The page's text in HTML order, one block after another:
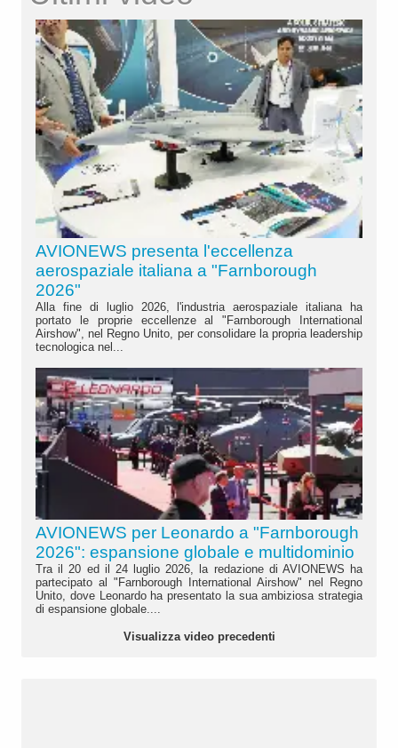
AVIONEWS presenta l'eccellenza
aerospaziale italiana a "Farnborough
2026"
Alla fine di luglio 2026, l'industria aerospaziale italiana ha
portato le proprie eccellenze al "Farnborough International
Airshow", nel Regno Unito, per consolidare la propria leadership
tecnologica nel...
AVIONEWS per Leonardo a "Farnborough
2026": espansione globale e multidominio
Tra il 20 ed il 24 luglio 2026, la redazione di AVIONEWS ha
partecipato al "Farnborough International Airshow" nel Regno
Unito, dove Leonardo ha presentato la sua ambiziosa strategia
di espansione globale....
Visualizza video precedenti